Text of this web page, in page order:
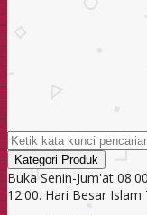
Kategori Produk
Buka Senin-Jum'at
12.00. Hari Besar Islam